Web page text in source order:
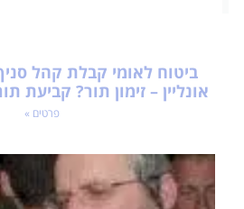
ביטוח לאומי קבלת קהל
אונליין – זימון תור? קביעת
פרטים »